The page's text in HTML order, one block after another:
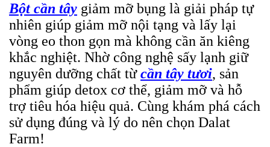
Bột cần tây giảm mỡ bụng là giải pháp tự
nhiên giúp giảm mỡ nội tạng và lấy lại
vòng eo thon gọn mà không cần ăn kiêng
khắc nghiệt. Nhờ công nghệ sấy lạnh giữ
nguyên dưỡng chất từcần tây tươi, sản
phẩm giúp detox cơ thể, giảm mỡ và hỗ
trợ tiêu hóa hiệu quả. Cùng khám phá cách
sử dụng đúng và lý do nên chọn Dalat
Farm!